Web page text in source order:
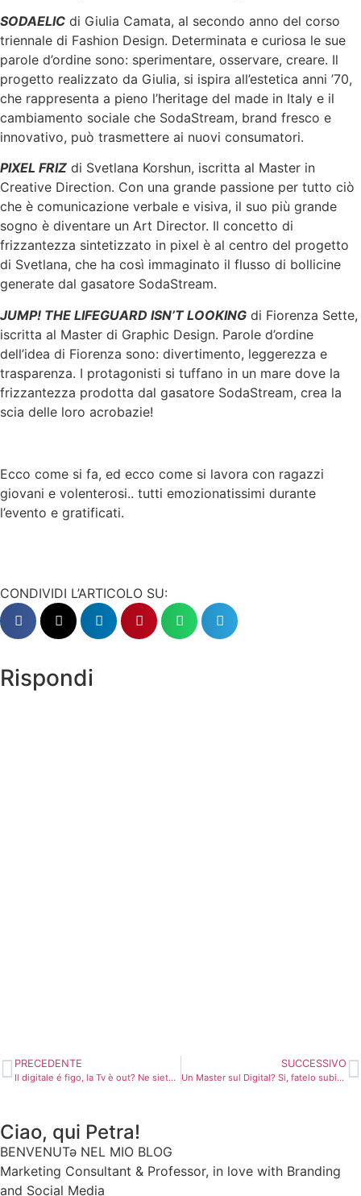
SODAELIC di Giulia Camata, al secondo anno del corso
triennale di Fashion Design. Determinata e curiosa le sue
parole d’ordine sono: sperimentare, osservare, creare. Il
progetto realizzato da Giulia, si ispira all’estetica anni ’70,
che rappresenta a pieno l’heritage del made in Italy e il
cambiamento sociale che SodaStream, brand fresco e
innovativo, può trasmettere ai nuovi consumatori.
PIXEL FRIZ di Svetlana Korshun, iscritta al Master in
Creative Direction. Con una grande passione per tutto ciò
che è comunicazione verbale e visiva, il suo più grande
sogno è diventare un Art Director. Il concetto di
frizzantezza sintetizzato in pixel è al centro del progetto
di Svetlana, che ha così immaginato il flusso di bollicine
generate dal gasatore SodaStream.
JUMP! THE LIFEGUARD ISN’T LOOKING di Fiorenza Sette,
iscritta al Master di Graphic Design. Parole d’ordine
dell’idea di Fiorenza sono: divertimento, leggerezza e
trasparenza. I protagonisti si tuffano in un mare dove la
frizzantezza prodotta dal gasatore SodaStream, crea la
scia delle loro acrobazie!
Ecco come si fa, ed ecco come si lavora con ragazzi
giovani e volenterosi.. tutti emozionatissimi durante
l’evento e gratificati.
CONDIVIDI L’ARTICOLO SU:
Rispondi
PRECEDENTE
Il digitale é figo, la Tv è out? Ne siete sicuri?
SUCCESSIVO
Un Master sul Digital? Si, fatelo subito.
Ciao, qui Petra!
BENVENUTə NEL MIO BLOG
Marketing Consultant & Professor, in love with Branding
and Social Media